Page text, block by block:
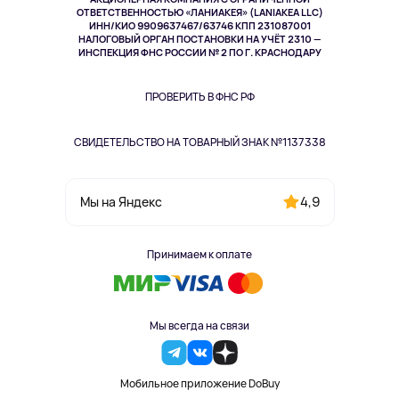
ОТВЕТСТВЕННОСТЬЮ «ЛАНИАКЕЯ» (LANIAKEA LLC)
ИНН/КИО 9909637467/63746 КПП 231087001
НАЛОГОВЫЙ ОРГАН ПОСТАНОВКИ НА УЧЁТ 2310 —
ИНСПЕКЦИЯ ФНС РОССИИ № 2 ПО Г. КРАСНОДАРУ
ПРОВЕРИТЬ В ФНС РФ
СВИДЕТЕЛЬСТВО НА ТОВАРНЫЙ ЗНАК №1137338
Мы на Яндекс 4,9
Принимаем к оплате
Мы всегда на связи
Мобильное приложение DoBuy
Здоровье питомцев
Одежда и аксессуары